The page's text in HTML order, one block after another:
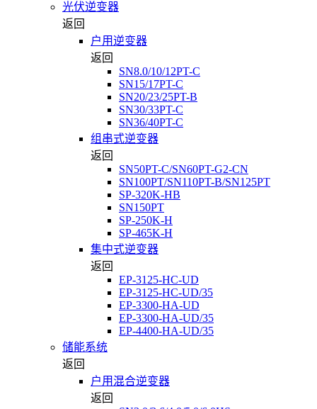
光伏逆变器
返回
户用逆变器
返回
SN8.0/10/12PT-C
SN15/17PT-C
SN20/23/25PT-B
SN30/33PT-C
SN36/40PT-C
组串式逆变器
返回
SN50PT-C/SN60PT-G2-CN
SN100PT/SN110PT-B/SN125PT
SP-320K-HB
SN150PT
SP-250K-H
SP-465K-H
集中式逆变器
返回
EP-3125-HC-UD
EP-3125-HC-UD/35
EP-3300-HA-UD
EP-3300-HA-UD/35
EP-4400-HA-UD/35
储能系统
返回
户用混合逆变器
返回